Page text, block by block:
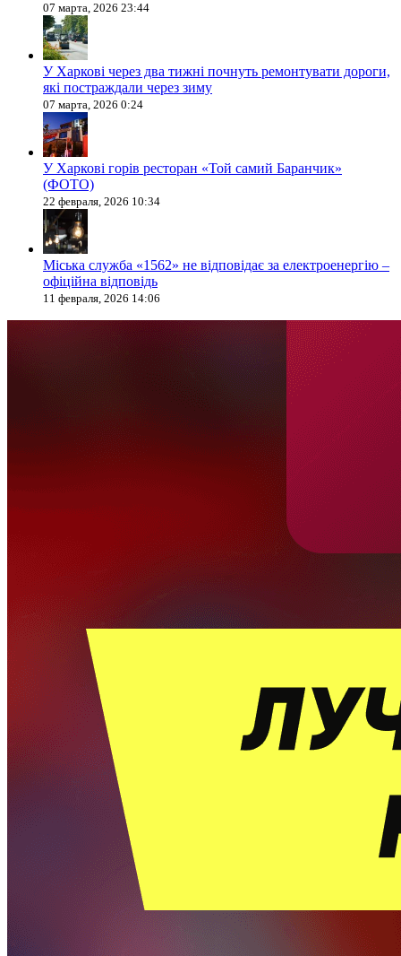
07 марта, 2026 23:44
У Харкові через два тижні почнуть ремонтувати дороги,
які постраждали через зиму
07 марта, 2026 0:24
У Харкові горів ресторан «Той самий Баранчик»
(ФОТО)
22 февраля, 2026 10:34
Міська служба «1562» не відповідає за електроенергію –
офіційна відповідь
11 февраля, 2026 14:06